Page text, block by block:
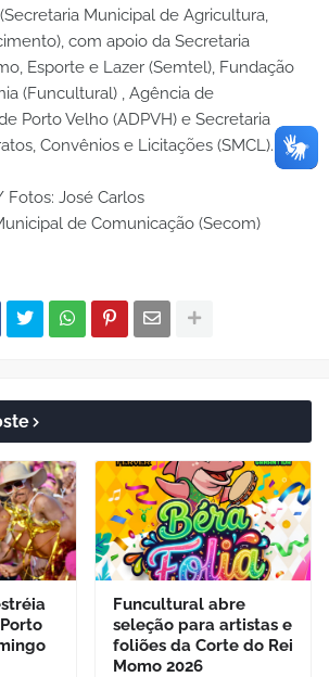
Municipal de Agricultura,
com apoio da Secretaria
Esporte e Lazer (Semtel), Fundação
(Funcultural) , Agência de
Porto Velho (ADPVH) e Secretaria
Convênios e Licitações (SMCL).
José Carlos
de Comunicação (Secom)
Funcultural abre
seleção para artistas e
foliões da Corte do Rei
Momo 2026